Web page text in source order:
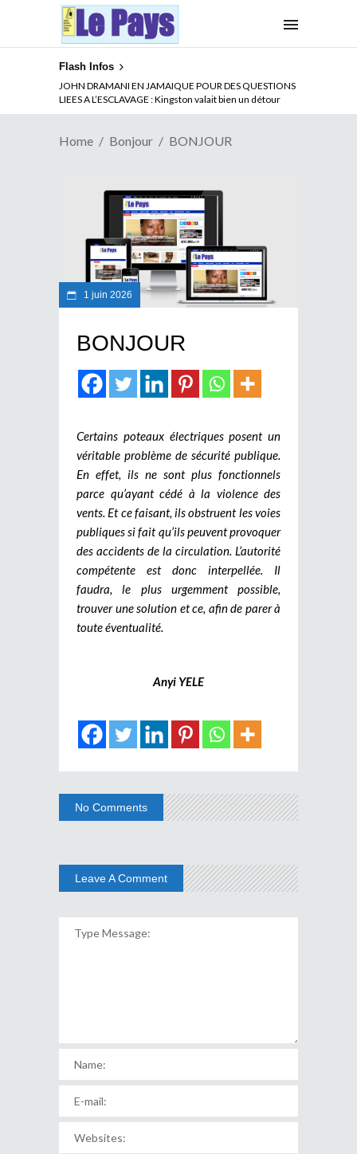
Flash Infos
JOHN DRAMANI EN JAMAIQUE POUR DES QUESTIONS
LIEES A L’ESCLAVAGE : Kingston valait bien un détour
Home Bonjour BONJOUR
1 juin 2026
BONJOUR
Certains poteaux électriques posent un
véritable problème de sécurité publique.
En effet, ils ne sont plus fonctionnels
parce qu’ayant cédé à la violence des
vents. Et ce faisant, ils obstruent les voies
publiques si fait qu’ils peuvent provoquer
des accidents de la circulation. L’autorité
compétente est donc interpellée. Il
faudra, le plus urgemment possible,
trouver une solution et ce, afin de parer à
toute éventualité.
Anyi YELE
No Comments
Leave A Comment